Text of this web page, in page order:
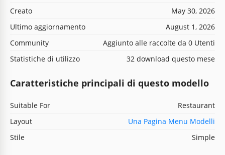
Creato
May 30, 2026
Ultimo aggiornamento
August 1, 2026
Community
Aggiunto alle raccolte da 0 Utenti
Statistiche di utilizzo
32 download questo mese
Caratteristiche principali di questo modello
Suitable For
Restaurant
Layout
Una Pagina Menu Modelli
Stile
Simple